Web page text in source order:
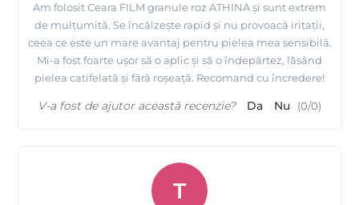
Am folosit Ceara FILM granule roz ATHINA și sunt extrem
de mulțumită. Se încălzește rapid și nu provoacă iritații,
ceea ce este un mare avantaj pentru pielea mea sensibilă.
Mi-a fost foarte ușor să o aplic și să o îndepărtez, lăsând
pielea catifelată și fără roșeață. Recomand cu încredere!
V-a fost de ajutor această recenzie? Da Nu (0/0)
T